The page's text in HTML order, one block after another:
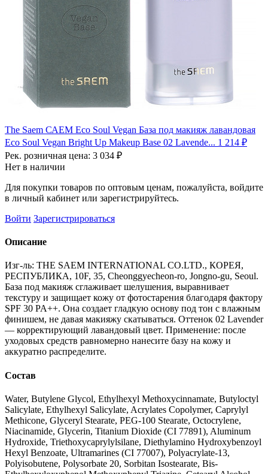
The Saem САЕМ Eco Soul Vegan База под макияж лавандовая
Eco Soul Vegan Bright Up Makeup Base 02 Lavende... 1 214 ₽
Рек. розничная цена: 3 034 ₽
Нет в наличии
Для покупки товаров по оптовым ценам, пожалуйста, войдите
в личный кабинет или зарегистрируйтесь.
Войти Зарегистрироваться
Описание
Изг-ль: THE SAEM INTERNATIONAL CO.LTD., КОРЕЯ,
РЕСПУБЛИКА, 10F, 35, Cheonggyecheon-ro, Jongno-gu, Seoul.
База под макияж сглаживает шелушения, выравнивает
текстуру и защищает кожу от фотостарения благодаря фактору
SPF 30 PA++. Она создает гладкую основу под тон с влажным
финишем, не давая макияжу скатываться. Оттенок 02 Lavender
— корректирующий лавандовый цвет. Применение: после
уходовых средств равномерно нанесите базу на кожу и
аккуратно распределите.
Состав
Water, Butylene Glycol, Ethylhexyl Methoxycinnamate, Butyloctyl
Salicylate, Ethylhexyl Salicylate, Acrylates Copolymer, Caprylyl
Methicone, Glyceryl Stearate, PEG-100 Stearate, Octocrylene,
Niacinamide, Glycerin, Titanium Dioxide (CI 77891), Aluminum
Hydroxide, Triethoxycaprylylsilane, Diethylamino Hydroxybenzoyl
Hexyl Benzoate, Ultramarines (CI 77007), Polyacrylate-13,
Polyisobutene, Polysorbate 20, Sorbitan Isostearate, Bis-